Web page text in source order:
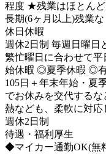
程度 ★残業はほとん
長期(6ヶ月以上)残業な
休日休暇
週休2日制 毎週日曜
繁忙曜日に合わせて
始休暇 ◎夏季休暇 ◎有
105日＋年末年始・夏
でお休みを交代する
熱なども、柔軟に対応
週休2日制
待遇・福利厚生
◆マイカー通勤OK(無